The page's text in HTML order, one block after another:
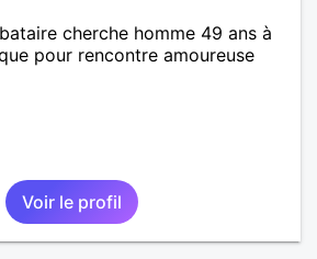
cherche homme 49 ans à
pour rencontre amoureuse
Voir le profil